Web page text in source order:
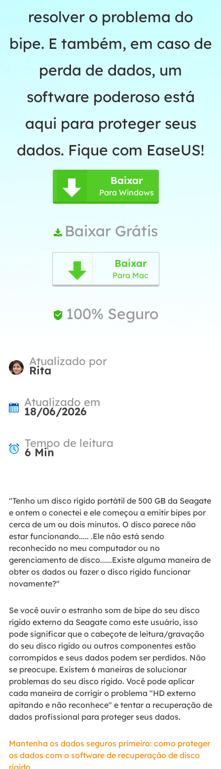
resolver o problema do
bipe. E também, em caso de
perda de dados, um
software poderoso está
aqui para proteger seus
dados. Fique com EaseUS!
 Baixar
Para Windows
 Baixar Grátis
 Baixar
Para Mac
 100% Seguro
Atualizado por
Rita
Atualizado em
18/06/2026
Tempo de leitura
6 Min
"Tenho um disco rígido portátil de 500 GB da Seagate
e ontem o conectei e ele começou a emitir bipes por
cerca de um ou dois minutos. O disco parece não
estar funcionando..... .Ele não está sendo
reconhecido no meu computador ou no
gerenciamento de disco......Existe alguma maneira de
obter os dados ou fazer o disco rígido funcionar
novamente?"
Se você ouvir o estranho som de bipe do seu disco
rígido externo da Seagate como este usuário, isso
pode significar que o cabeçote de leitura/gravação
do seu disco rígido ou outros componentes estão
corrompidos e seus dados podem ser perdidos. Não
se preocupe. Existem 6 maneiras de solucionar
problemas do seu disco rígido. Você pode aplicar
cada maneira de corrigir o problema "HD externo
apitando e não reconhece" e tentar a recuperação de
dados profissional para proteger seus dados.
Mantenha os dados seguros primeiro: como proteger
os dados com o software de recuperação de disco